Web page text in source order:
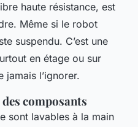
haute résistance, est
Même si le robot
suspendu. C’est une
en étage ou sur
jamais l’ignorer.
composants
sont lavables à la main